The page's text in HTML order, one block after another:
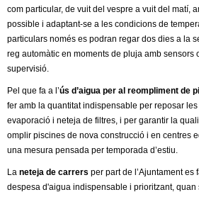
s
com particular, de vuit del vespre a vuit del matí,
possible i adaptant-se a les condicions de
particulars només es podran regar dos dies a la
reg automàtic en moments de pluja amb sensors
supervisió.
Pel que fa a l’ús d’aigua per al reompliment de
fer amb la quantitat indispensable per reposar
evaporació i neteja de filtres, i per garantir la
omplir piscines de nova construcció i en centres
una mesura pensada per temporada d’estiu.
La neteja de carrers per part de l’Ajuntament es
despesa d'aigua indispensable i prioritzant,